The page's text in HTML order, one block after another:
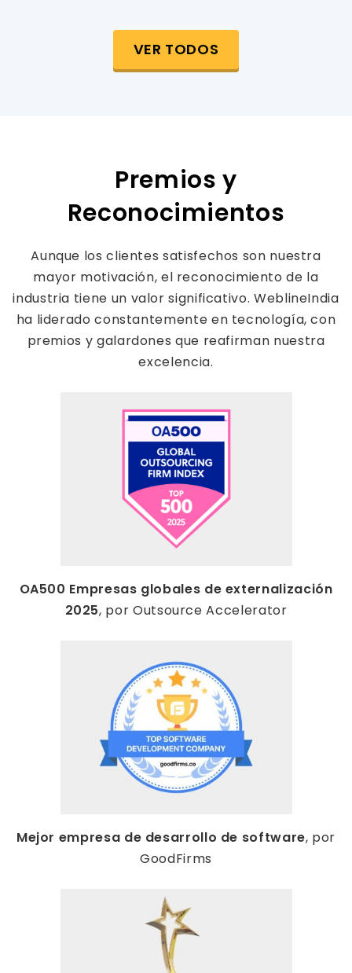
VER TODOS
Premios y
Reconocimientos
Aunque los clientes satisfechos son nuestra
mayor motivación, el reconocimiento de la
industria tiene un valor significativo. WeblineIndia
ha liderado constantemente en tecnología, con
premios y galardones que reafirman nuestra
excelencia.
OA500 Empresas globales de externalización
2025, por Outsource Accelerator
Mejor empresa de desarrollo de software, por
GoodFirms